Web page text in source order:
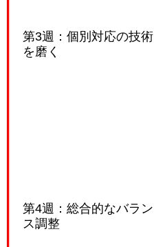
第3週：個別対応の技術
を磨く
第4週：総合的なバラン
ス調整